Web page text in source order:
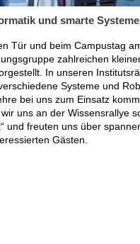
und smarte Systeme
Tür und beim Campustag
zahlreichen
In unseren
Systeme und
bei uns zum Einsatz
uns an der Wissensrallye
und freuten uns über
Gästen.